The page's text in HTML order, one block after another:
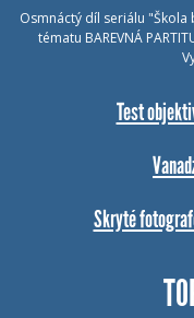
Osmnáctý díl seriálu
tématu BAREVNÁ
Test
Skryté